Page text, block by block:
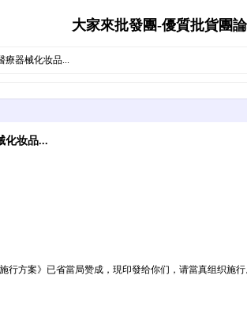
大家來批發團-優質批貨團
療器械化妆品...
化妆品...
行方案》已省當局赞成，現印發给你们，请當真组织施行